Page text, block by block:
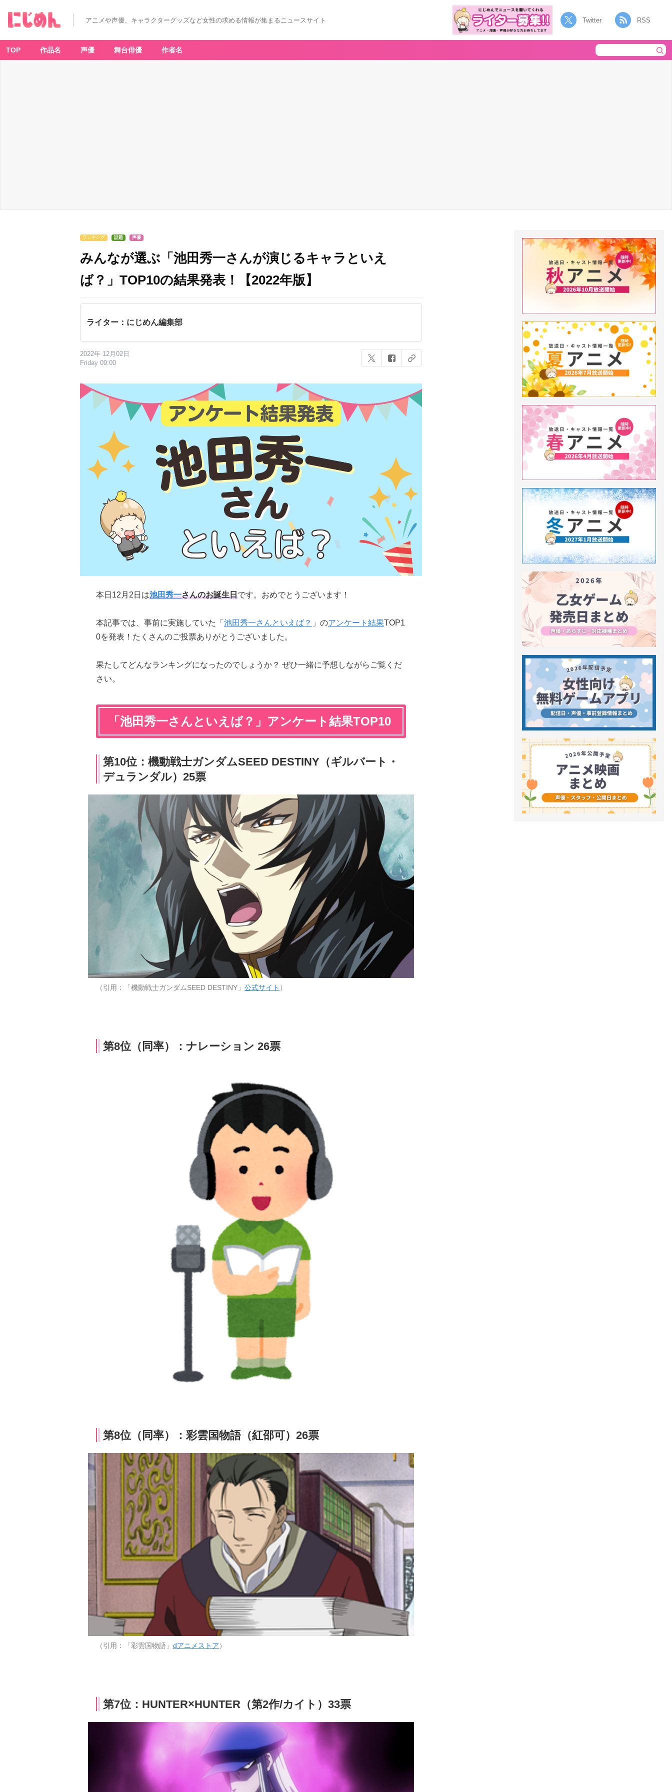
アニメや声優、キャラクターグッズなど女性の求める情報が集まるニュースサイト Twitter RSS
TOP 作品名 声優 舞台俳優 作者名
ランキング 話題 声優
みんなが選ぶ「池田秀一さんが演じるキャラといえ
ば？」TOP10の結果発表！【2022年版】
ライター：にじめん編集部
2022年 12月02日
Friday 09:00
本日12月2日は池田秀一さんのお誕生日です。おめでとうございます！
本記事では、事前に実施していた「 池田秀一さんといえば？ 」のアンケート結果TOP1
0を発表！たくさんのご投票ありがとうございました。
果たしてどんなランキングになったのでしょうか？ ぜひ一緒に予想しながらご覧くだ
さい。
「池田秀一さんといえば？」アンケート結果TOP10
第10位：機動戦士ガンダムSEED DESTINY（ギルバート・
デュランダル）25票
（引用：「機動戦士ガンダムSEED DESTINY」 公式サイト ）
第8位（同率）：ナレーション 26票
第8位（同率）：彩雲国物語（紅邵可）26票
（引用：「彩雲国物語」 dアニメストア）
第7位：HUNTER×HUNTER（第2作/カイト）33票